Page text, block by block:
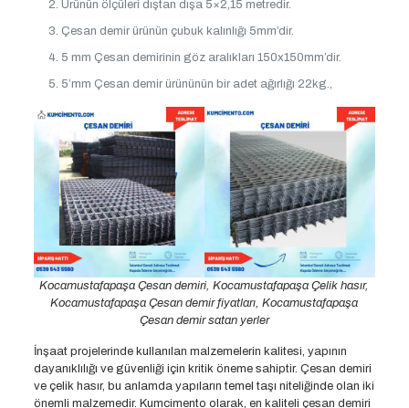
Ürünün ölçüleri dıştan dışa 5×2,15 metredir.
Çesan demir ürünün çubuk kalınlığı 5mm’dir.
5 mm Çesan demirinin göz aralıkları 150x150mm’dir.
5’mm Çesan demir ürününün bir adet ağırlığı 22kg.,
Kocamustafapaşa Çesan demiri, Kocamustafapaşa Çelik hasır,
Kocamustafapaşa Çesan demir fiyatları, Kocamustafapaşa
Çesan demir satan yerler
İnşaat projelerinde kullanılan malzemelerin kalitesi, yapının
dayanıklılığı ve güvenliği için kritik öneme sahiptir. Çesan demiri
ve çelik hasır, bu anlamda yapıların temel taşı niteliğinde olan iki
önemli malzemedir. Kumcimento olarak, en kaliteli çesan demiri